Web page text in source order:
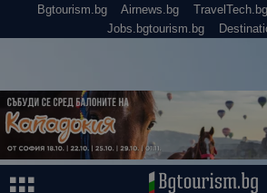
Bgtourism.bg Airnews.bg TravelTech.bg
Jobs.bgtourism.bg